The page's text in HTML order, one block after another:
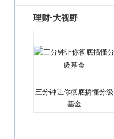
理财·大视野
三分钟让你彻底搞懂分级
基金